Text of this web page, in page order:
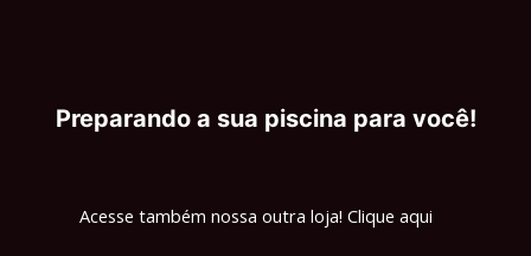
Preparando a sua piscina para você!
Acesse também nossa outra loja! Clique aqui